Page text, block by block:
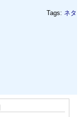
Tags: ネタ